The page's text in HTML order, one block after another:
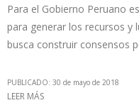
Para el Gobierno Peruano
para generar los recursos y
busca construir consensos
PUBLICADO: 30 de mayo de 2018
LEER MÁS